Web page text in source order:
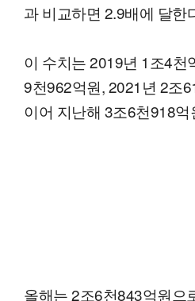
과 비교하면 2.9배에 달한
이 수치는 2019년 1조4천
9천962억원, 2021년 2조
이어 지난해 3조6천918
올해는 2조6천843억원으